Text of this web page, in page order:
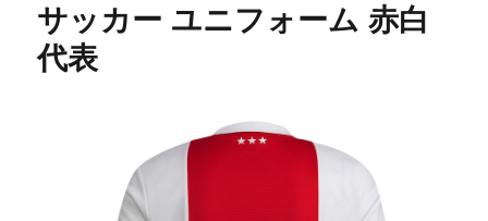
サッカー ユニフォーム 赤白
代表